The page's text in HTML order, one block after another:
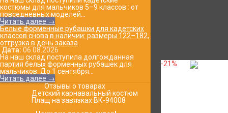
костюмы для мальчиков 5–9 классов : от
повседневных моделей...
Читать далее →
Белые форменные рубашки для кадетских
классов снова в наличии: размеры 122–182,
отгрузка в день заказа
Дата: 06.08.2026
На наш склад поступила долгожданная
партия белых форменных рубашек для
мальчиков. До 1 сентября...
Читать далее →
Отзывы о товарах
Детский карнавальный костюм
Плащ на завязках ВК-94008
-21%